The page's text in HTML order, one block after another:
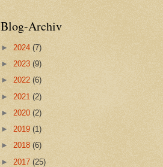
Blog-Archiv
► 2024 (7)
► 2023 (9)
► 2022 (6)
► 2021 (2)
► 2020 (2)
► 2019 (1)
► 2018 (6)
► 2017 (25)